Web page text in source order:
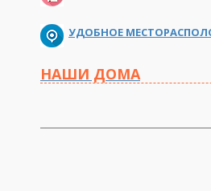
УДОБНОЕ
НАШИ ДОМА